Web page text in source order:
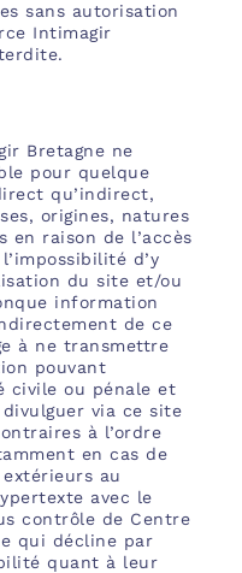
sans autorisation
Intimagir
Bretagne ne
pour quelque
qu’indirect,
origines, natures
en raison de l’accès
d’y
du site et/ou
information
de ce
à ne transmettre
pouvant
civile ou pénale et
divulguer via ce site
à l’ordre
en cas de
au
avec le
contrôle de Centre
qui décline par
quant à leur